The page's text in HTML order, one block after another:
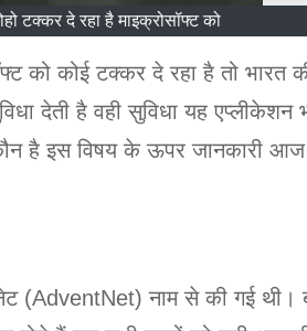
टक्कर दे रहा है माइक्रोसॉफ्ट को
कोई टक्कर दे रहा है तो
है वही सुविधा यह एप्लीकेशन
है इस विषय के ऊपर जानकारी
(AdventNet) नाम से की गई